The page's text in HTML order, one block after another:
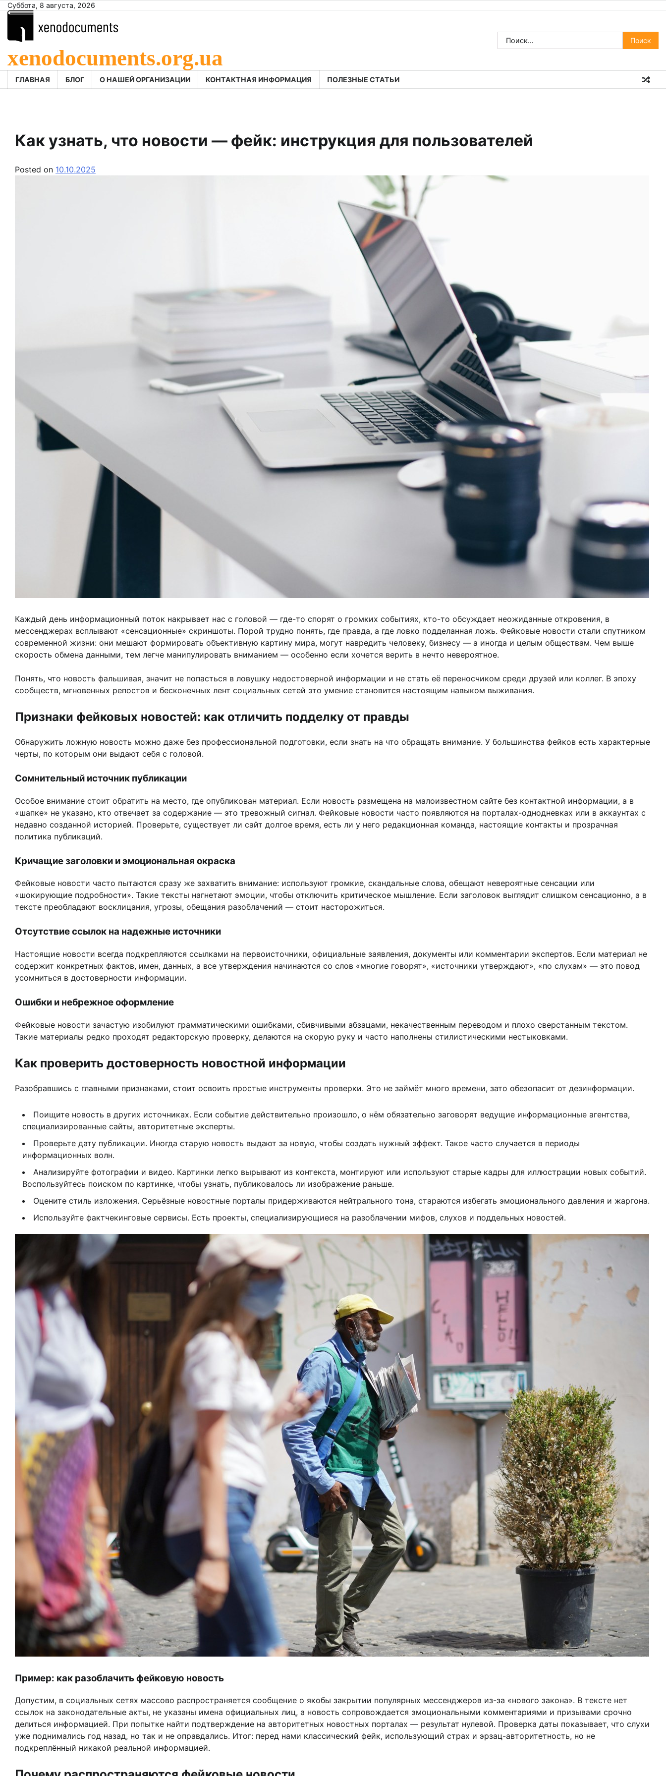
Skip
content
Суббота, 8 августа, 2026
xenodocuments.org.ua
Найти:
ГЛАВНАЯ БЛОГ О НАШЕЙ ОРГАНИЗАЦИИ КОНТАКТНАЯ ИНФОРМАЦИЯ ПОЛЕЗНЫЕ СТАТЬИ
Как узнать, что новости — фейк: инструкция для пользователей
Posted on 10.10.2025
Каждый день информационный поток накрывает нас с головой — где-то спорят о громких событиях, кто-то обсуждает неожиданные откровения, в
мессенджерах всплывают «сенсационные» скриншоты. Порой трудно понять, где правда, а где ловко подделанная ложь. Фейковые новости стали спутником
современной жизни: они мешают формировать объективную картину мира, могут навредить человеку, бизнесу — а иногда и целым обществам. Чем выше
скорость обмена данными, тем легче манипулировать вниманием — особенно если хочется верить в нечто невероятное.
Понять, что новость фальшивая, значит не попасться в ловушку недостоверной информации и не стать её переносчиком среди друзей или коллег. В эпоху
сообществ, мгновенных репостов и бесконечных лент социальных сетей это умение становится настоящим навыком выживания.
Признаки фейковых новостей: как отличить подделку от правды
Обнаружить ложную новость можно даже без профессиональной подготовки, если знать на что обращать внимание. У большинства фейков есть характерные
черты, по которым они выдают себя с головой.
Сомнительный источник публикации
Особое внимание стоит обратить на место, где опубликован материал. Если новость размещена на малоизвестном сайте без контактной информации, а в
«шапке» не указано, кто отвечает за содержание — это тревожный сигнал. Фейковые новости часто появляются на порталах-однодневках или в аккаунтах с
недавно созданной историей. Проверьте, существует ли сайт долгое время, есть ли у него редакционная команда, настоящие контакты и прозрачная
политика публикаций.
Кричащие заголовки и эмоциональная окраска
Фейковые новости часто пытаются сразу же захватить внимание: используют громкие, скандальные слова, обещают невероятные сенсации или
«шокирующие подробности». Такие тексты нагнетают эмоции, чтобы отключить критическое мышление. Если заголовок выглядит слишком сенсационно, а в
тексте преобладают восклицания, угрозы, обещания разоблачений — стоит насторожиться.
Отсутствие ссылок на надежные источники
Настоящие новости всегда подкрепляются ссылками на первоисточники, официальные заявления, документы или комментарии экспертов. Если материал не
содержит конкретных фактов, имен, данных, а все утверждения начинаются со слов «многие говорят», «источники утверждают», «по слухам» — это повод
усомниться в достоверности информации.
Ошибки и небрежное оформление
Фейковые новости зачастую изобилуют грамматическими ошибками, сбивчивыми абзацами, некачественным переводом и плохо сверстанным текстом.
Такие материалы редко проходят редакторскую проверку, делаются на скорую руку и часто наполнены стилистическими нестыковками.
Как проверить достоверность новостной информации
Разобравшись с главными признаками, стоит освоить простые инструменты проверки. Это не займёт много времени, зато обезопасит от дезинформации.
Поищите новость в других источниках. Если событие действительно произошло, о нём обязательно заговорят ведущие информационные агентства,
специализированные сайты, авторитетные эксперты.
Проверьте дату публикации. Иногда старую новость выдают за новую, чтобы создать нужный эффект. Такое часто случается в периоды
информационных волн.
Анализируйте фотографии и видео. Картинки легко вырывают из контекста, монтируют или используют старые кадры для иллюстрации новых событий.
Воспользуйтесь поиском по картинке, чтобы узнать, публиковалось ли изображение раньше.
Оцените стиль изложения. Серьёзные новостные порталы придерживаются нейтрального тона, стараются избегать эмоционального давления и жаргона.
Используйте фактчекинговые сервисы. Есть проекты, специализирующиеся на разоблачении мифов, слухов и поддельных новостей.
Пример: как разоблачить фейковую новость
Допустим, в социальных сетях массово распространяется сообщение о якобы закрытии популярных мессенджеров из-за «нового закона». В тексте нет
ссылок на законодательные акты, не указаны имена официальных лиц, а новость сопровождается эмоциональными комментариями и призывами срочно
делиться информацией. При попытке найти подтверждение на авторитетных новостных порталах — результат нулевой. Проверка даты показывает, что слухи
уже поднимались год назад, но так и не оправдались. Итог: перед нами классический фейк, использующий страх и эрзац-авторитетность, но не
подкреплённый никакой реальной информацией.